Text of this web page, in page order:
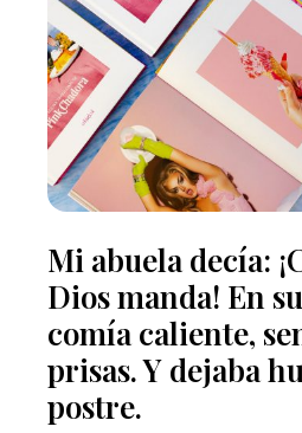
Mi abuela decía:
Dios manda! En
comía caliente,
prisas. Y dejaba
postre.